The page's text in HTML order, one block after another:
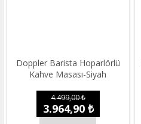
Doppler Barista Hoparlörlü
Kahve Masası-Siyah
4.499,00 ₺
3.964,90 ₺